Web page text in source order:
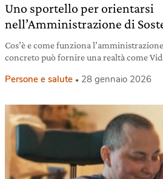
Uno sportello per orientarsi
nell’Amministrazione di
Cos’è e come funziona
concreto può fornire una realtà come
Persone e salute 28 gennaio 2026